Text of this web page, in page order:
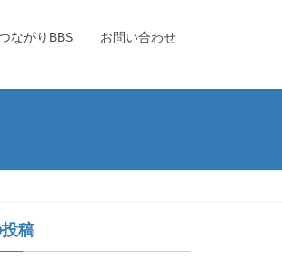
ながりBBS お問い合わせ
稿